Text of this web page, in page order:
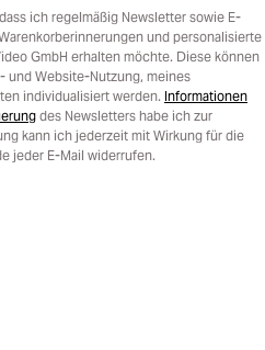
ich regelmäßig Newsletter sowie E-
und personalisierte
GmbH erhalten möchte. Diese können
und Website-Nutzung, meines
individualisiert werden. Informationen
des Newsletters habe ich zur
kann ich jederzeit mit Wirkung für die
jeder E-Mail widerrufen.